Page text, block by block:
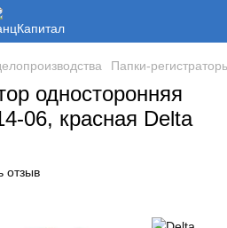
Папки-
односторонняя
06, красная Delta
отзыв